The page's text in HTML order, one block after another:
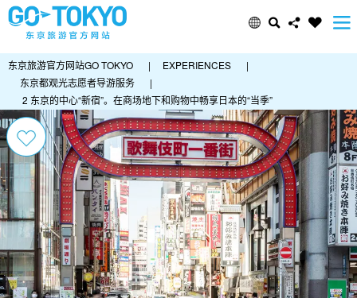
东京旅游官方网站GO TOKYO | EXPERIENCES
|
东京都观光志愿者导游服务
|
2 东京的中心“新宿”。在商场地下和购物中畅享日本的“当季”